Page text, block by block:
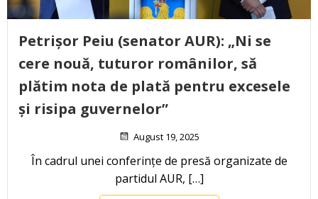
Petrișor Peiu (senator AUR): „Ni se
cere nouă, tuturor românilor, să
plătim nota de plată pentru excesele
și risipa guvernelor”
August 19, 2025
În cadrul unei conferințe de presă organizate de
partidul AUR, […]